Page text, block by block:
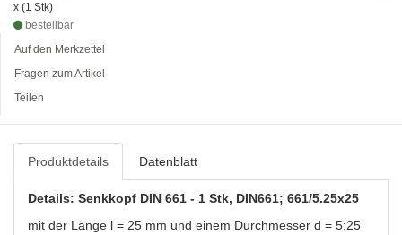
x (1 Stk)
bestellbar
Auf den Merkzettel
Fragen zum Artikel
Teilen
Produktdetails Datenblatt
Details: Senkkopf DIN 661 - 1 Stk, DIN661; 661/5.25x25
mit der Länge l = 25 mm und einem Durchmesser d = 5;25